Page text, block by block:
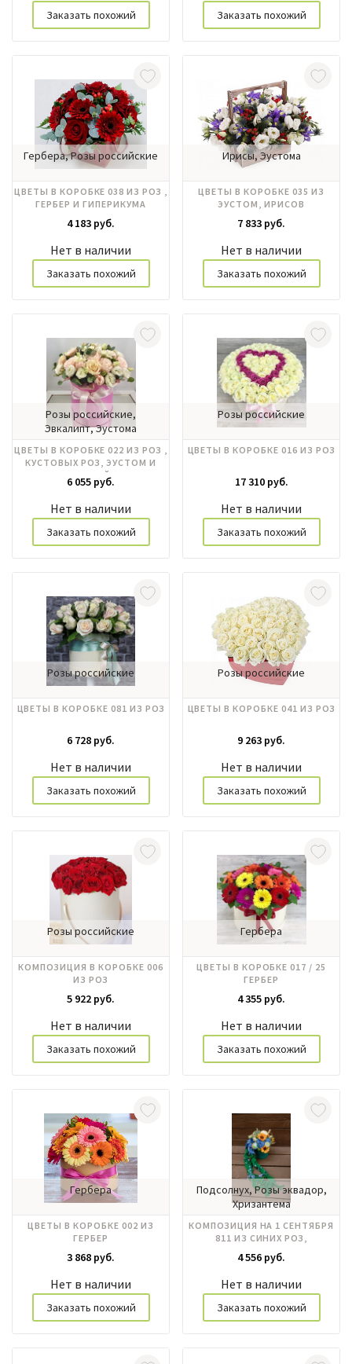
Заказать похожий Заказать похожий
Гербера, Розы российские
ЦВЕТЫ В КОРОБКЕ 038 ИЗ РОЗ ,
ГЕРБЕР И ГИПЕРИКУМА
4 183 руб.
Нет в наличии
Заказать похожий
Ирисы, Эустома
ЦВЕТЫ В КОРОБКЕ 035 ИЗ
ЭУСТОМ, ИРИСОВ
7 833 руб.
Нет в наличии
Заказать похожий
Розы российские,
Эвкалипт, Эустома
ЦВЕТЫ В КОРОБКЕ 022 ИЗ РОЗ ,
КУСТОВЫХ РОЗ, ЭУСТОМ И
ФРЕЗИЙ
6 055 руб.
Нет в наличии
Заказать похожий
Розы российские
ЦВЕТЫ В КОРОБКЕ 016 ИЗ РОЗ
17 310 руб.
Нет в наличии
Заказать похожий
Розы российские
ЦВЕТЫ В КОРОБКЕ 081 ИЗ РОЗ
6 728 руб.
Нет в наличии
Заказать похожий
Розы российские
ЦВЕТЫ В КОРОБКЕ 041 ИЗ РОЗ
9 263 руб.
Нет в наличии
Заказать похожий
Розы российские
КОМПОЗИЦИЯ В КОРОБКЕ 006
ИЗ РОЗ
5 922 руб.
Нет в наличии
Заказать похожий
Гербера
ЦВЕТЫ В КОРОБКЕ 017 / 25
ГЕРБЕР
4 355 руб.
Нет в наличии
Заказать похожий
Гербера
ЦВЕТЫ В КОРОБКЕ 002 ИЗ
ГЕРБЕР
3 868 руб.
Нет в наличии
Заказать похожий
Подсолнух, Розы эквадор,
Хризантема
КОМПОЗИЦИЯ НА 1 СЕНТЯБРЯ
811 ИЗ СИНИХ РОЗ,
ПОДСОЛНУХОВ, ТЫКВЫ
4 556 руб.
Нет в наличии
Заказать похожий